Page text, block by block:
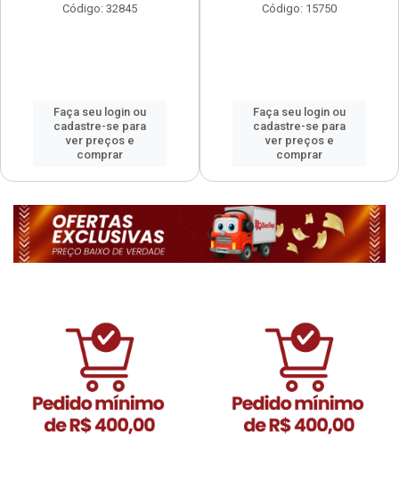
Código: 32845
Faça seu login ou
cadastre-se para
ver preços e
comprar
Código: 15750
Faça seu login ou
cadastre-se para
ver preços e
comprar